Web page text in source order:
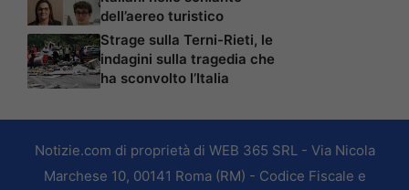
dell’aereo turistico
Strage sulla Terni-Rieti, le
indagini sulla tragedia che
ha sconvolto l’Italia
Notizie.com di proprietà di WEB 365 SRL - Via Nicola
Marchese 10, 00141 Roma (RM) - Codice Fiscale e